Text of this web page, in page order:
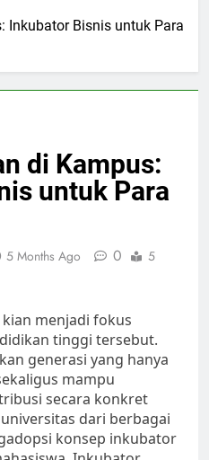
Inkubator Bisnis untuk Para
di Kampus:
untuk Para
5 Months Ago 0
5
menjadi fokus
tinggi tersebut.
generasi yang hanya
mampu
secara konkret
dari berbagai
konsep inkubator